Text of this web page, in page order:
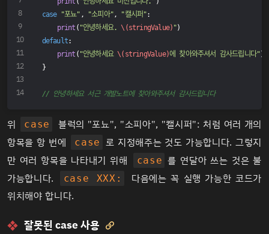
case
"포뇨" , "소피아", "캘시퍼":
print ( "안녕하세요. \(stringValue) ")
default:
print ( "안녕하세요 \(stringValue)에 찾아와주셔서 감사드립니다")
}
// 안녕하세요 서근 개발노트에 찾아와주셔서 감사드립니다
위 case
블럭의 "포뇨", "소피아", "캘시퍼": 처럼 여러 개의
항목을 항 번에
case 로 지정해주는 것도 가능합니다. 그렇지
만 여러 항목을 나타내기 위해
case 를 연달아 쓰는 것은 불
가능합니다.
case XXX:
다음에는 꼭 실행 가능한 코드가
위치해야 합니다.
잘못된 case 사용 